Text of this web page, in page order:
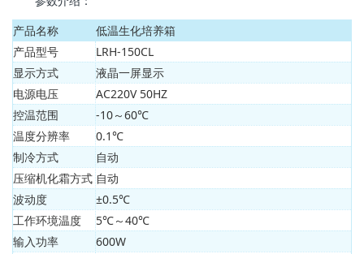
产品名称
低温生化培养箱
产品型号
LRH-150CL
显示方式
液晶一屏显示
电源电压
AC220V 50HZ
控温范围
-10～60℃
温度分辨率
0.1℃
制冷方式
自动
压缩机化霜方式 自动
波动度
±0.5℃
工作环境温度
5℃～40℃
输入功率
600W